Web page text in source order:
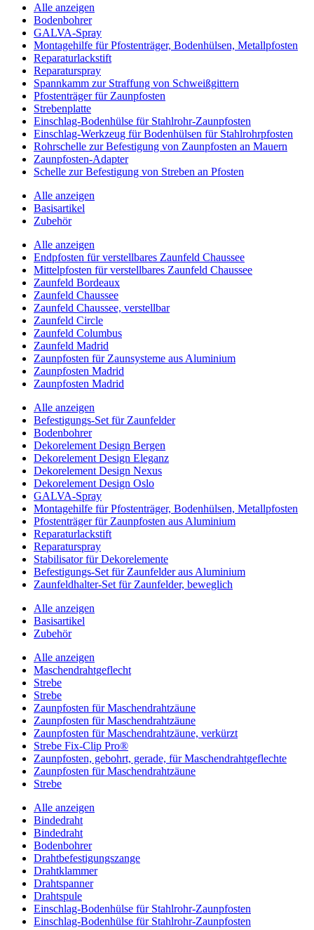
Alle anzeigen
Bodenbohrer
GALVA-Spray
Montagehilfe für Pfostenträger, Bodenhülsen, Metallpfosten
Reparaturlackstift
Reparaturspray
Spannkamm zur Straffung von Schweißgittern
Pfostenträger für Zaunpfosten
Strebenplatte
Einschlag-Bodenhülse für Stahlrohr-Zaunpfosten
Einschlag-Werkzeug für Bodenhülsen für Stahlrohrpfosten
Rohrschelle zur Befestigung von Zaunpfosten an Mauern
Zaunpfosten-Adapter
Schelle zur Befestigung von Streben an Pfosten
Alle anzeigen
Basisartikel
Zubehör
Alle anzeigen
Endpfosten für verstellbares Zaunfeld Chaussee
Mittelpfosten für verstellbares Zaunfeld Chaussee
Zaunfeld Bordeaux
Zaunfeld Chaussee
Zaunfeld Chaussee, verstellbar
Zaunfeld Circle
Zaunfeld Columbus
Zaunfeld Madrid
Zaunpfosten für Zaunsysteme aus Aluminium
Zaunpfosten Madrid
Zaunpfosten Madrid
Alle anzeigen
Befestigungs-Set für Zaunfelder
Bodenbohrer
Dekorelement Design Bergen
Dekorelement Design Eleganz
Dekorelement Design Nexus
Dekorelement Design Oslo
GALVA-Spray
Montagehilfe für Pfostenträger, Bodenhülsen, Metallpfosten
Pfostenträger für Zaunpfosten aus Aluminium
Reparaturlackstift
Reparaturspray
Stabilisator für Dekorelemente
Befestigungs-Set für Zaunfelder aus Aluminium
Zaunfeldhalter-Set für Zaunfelder, beweglich
Alle anzeigen
Basisartikel
Zubehör
Alle anzeigen
Maschendrahtgeflecht
Strebe
Strebe
Zaunpfosten für Maschendrahtzäune
Zaunpfosten für Maschendrahtzäune
Zaunpfosten für Maschendrahtzäune, verkürzt
Strebe Fix-Clip Pro®
Zaunpfosten, gebohrt, gerade, für Maschendrahtgeflechte
Zaunpfosten für Maschendrahtzäune
Strebe
Alle anzeigen
Bindedraht
Bindedraht
Bodenbohrer
Drahtbefestigungszange
Drahtklammer
Drahtspanner
Drahtspule
Einschlag-Bodenhülse für Stahlrohr-Zaunpfosten
Einschlag-Bodenhülse für Stahlrohr-Zaunpfosten